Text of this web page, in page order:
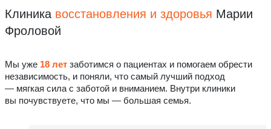
Клиника восстановления и здоровья Марии
Фроловой
Мы уже 18 лет заботимся о пациентах и помогаем обрести
независимость, и поняли, что самый лучший подход
— мягкая сила с заботой и вниманием. Внутри клиники
вы почувствуете, что мы — большая семья.